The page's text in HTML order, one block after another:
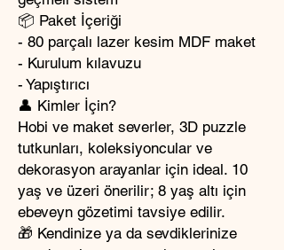
📦 Paket İçeriği
- 80 parçalı lazer kesim MDF maket
- Kurulum kılavuzu
- Yapıştırıcı
👤 Kimler İçin?
Hobi ve maket severler, 3D puzzle
tutkunları, koleksiyoncular ve
dekorasyon arayanlar için ideal. 10
yaş ve üzeri önerilir; 8 yaş altı için
ebeveyn gözetimi tavsiye edilir.
🎁 Kendinize ya da sevdiklerinize